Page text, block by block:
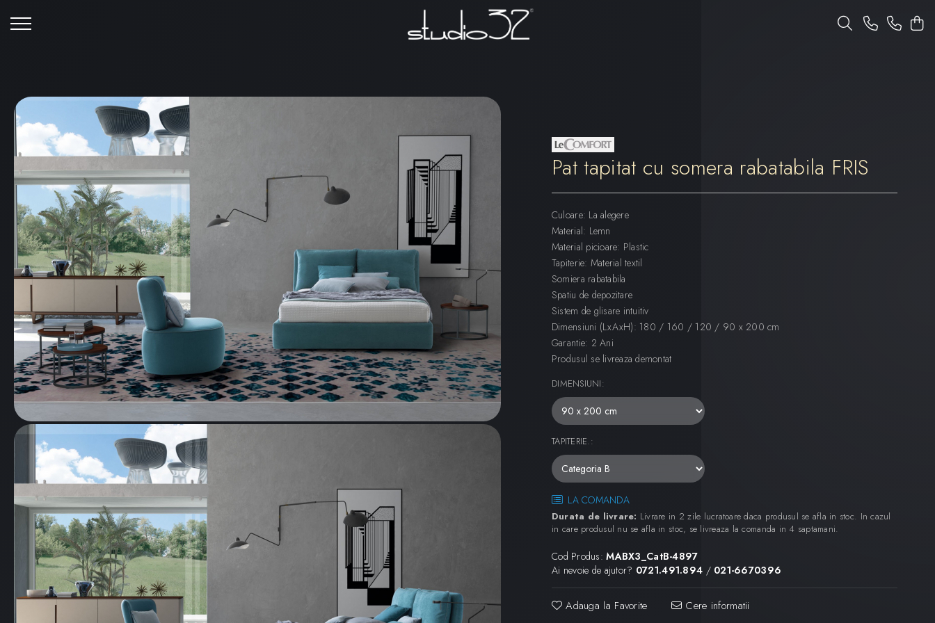
Pat tapitat cu somera rabatabila FRIS
Culoare: La alegere
Material: Lemn
Material picioare: Plastic
Tapiterie: Material textil
Somiera rabatabila
Spatiu de depozitare
Sistem de glisare intuitiv
Dimensiuni (LxAxH): 180 / 160 / 120 / 90 x 200 cm
Garantie: 2 Ani
Produsul se livreaza demontat
DIMENSIUNI:
TAPITERIE. :
LA COMANDA
Durata de livrare: Livrare in 2 zile lucratoare daca produsul se afla in stoc. In cazul
in care produsul nu se afla in stoc, se livreaza la comanda in 4 saptamani.
Cod Produs: MABX3_CatB-4897
Ai nevoie de ajutor? 0721.491.894 / 021-6670396
Adauga la Favorite Cere informatii